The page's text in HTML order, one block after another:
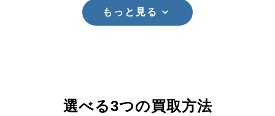
もっと見る
選べる3つの買取方法